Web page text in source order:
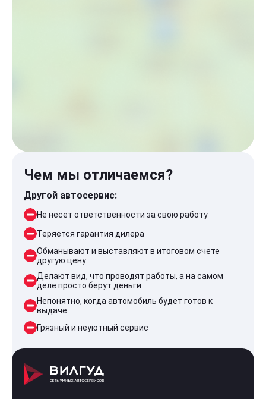
Чем мы отличаемся?
Другой автосервис:
Не несет ответственности за свою работу
Теряется гарантия дилера
Обманывают и выставляют в итоговом счете
другую цену
Делают вид, что проводят работы, а на самом
деле просто берут деньги
Непонятно, когда автомобиль будет готов к
выдаче
Грязный и неуютный сервис